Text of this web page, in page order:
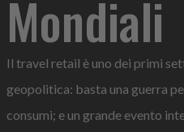
Mondiali
Il travel retail è uno dei primi
geopolitica: basta una guerra
consumi; e un grande evento